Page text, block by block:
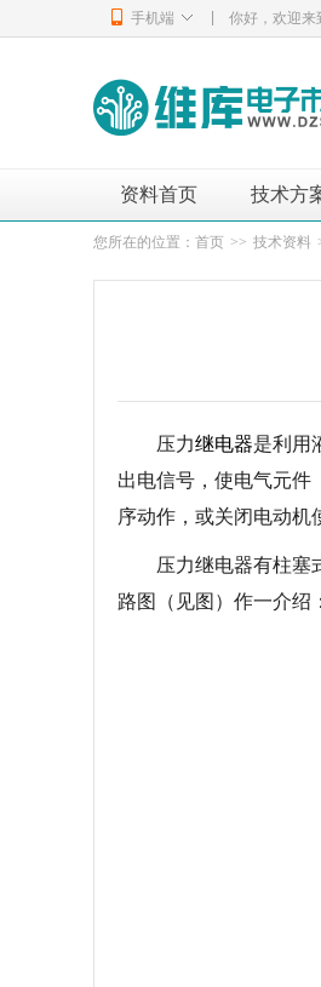
手机端 你好，欢迎来
资料首页 技术方
您所在的位置： 首页 >> 技术资料
压力继电器是利用
出电信号，使电气元件
序动作，或关闭电动机
压力继电器有柱塞式
路图（见图）作一介绍：